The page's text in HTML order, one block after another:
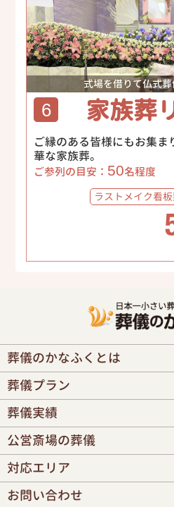
式場を借りて仏式
6 家族葬
ご縁のある皆様にもお集ま
華な家族葬。
ご参列の目安： 50名程度
ラストメイク看
葬儀のかなふくとは
葬儀プラン
葬儀実績
公営斎場の葬儀
対応エリア
お問い合わせ